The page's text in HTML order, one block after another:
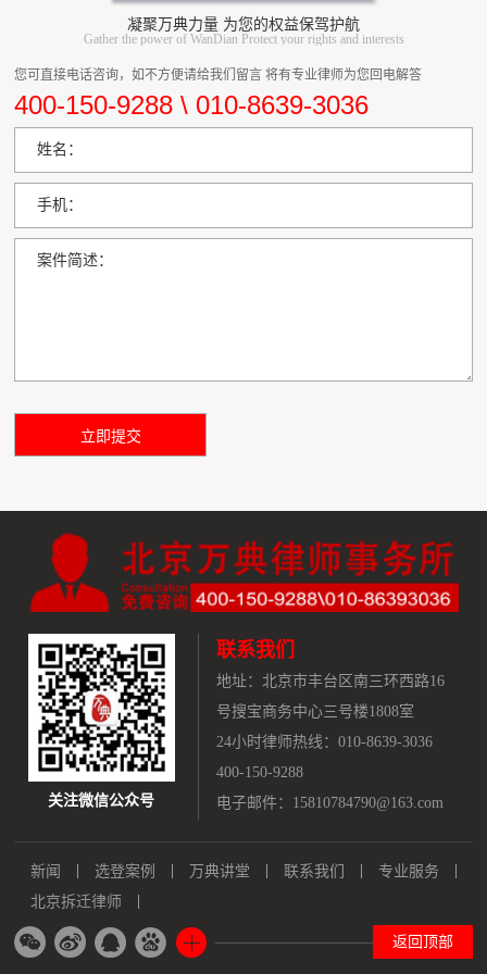
凝聚万典力量 为您的权益保驾护航
Gather the power of WanDian Protect your rights and interests
您可直接电话咨询，如不方便请给我们留言 将有专业律师为您回电解答
400-150-9288 \ 010-8639-3036
姓名：
手机：
案件简述：
关注微信公众号
联系我们
地址： 北京市丰台区南三环西路16
号搜宝商务中心三号楼1808室
24小时律师热线：010-8639-3036
400-150-9288
电子邮件：15810784790@163.com
新闻 选登案例 万典讲堂 联系我们
专业服务
北京拆迁律师
返回顶部